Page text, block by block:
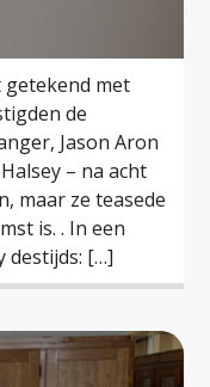
getekend met
de
Jason Aron
– na acht
maar ze teasede
is. . In een
destijds: […]